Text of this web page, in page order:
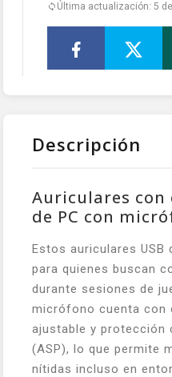
Última actualización: 5
Descripción
Auriculares con
de PC con
Estos auriculares USB
para quienes buscan
durante sesiones de
micrófono cuenta con
ajustable y protección
(ASP), lo que permite
nítidas incluso en